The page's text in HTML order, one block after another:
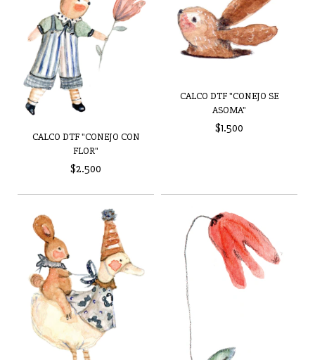
CALCO DTF "CONEJO CON
FLOR"
$2.500
CALCO DTF "CONEJO SE
ASOMA"
$1.500